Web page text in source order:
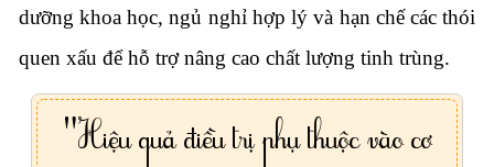
dưỡng khoa học, ngủ nghỉ hợp lý và hạn chế các thói
quen xấu để hỗ trợ nâng cao chất lượng tinh trùng.
"Hiệu quả điều trị phụ thuộc vào cơ